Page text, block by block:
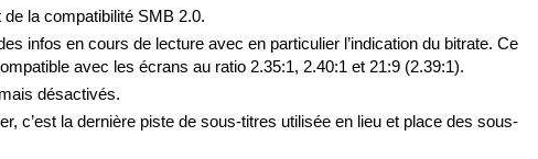
la compatibilité SMB 2.0.
infos en cours de lecture avec en particulier l’indication du bitrate. Ce
avec les écrans au ratio 2.35:1, 2.40:1 et 21:9 (2.39:1).
désactivés.
c’est la dernière piste de sous-titres utilisée en lieu et place des sous-